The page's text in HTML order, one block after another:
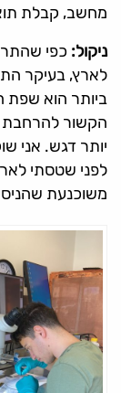
מחשב, קבלת
ניקול: כפי
לארץ, בעיקר
ביותר הוא שפת
הקשור להרחבת
יותר דגש. אני
לפני שטסתי
משוכנעת